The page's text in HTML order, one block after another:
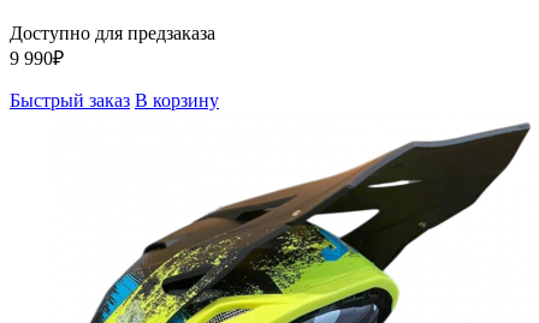
Доступно для предзаказа
9 990₽
Быстрый заказ В корзину